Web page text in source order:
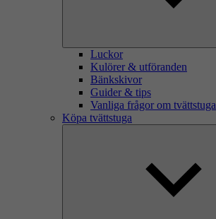
Luckor
Kulörer & utföranden
Bänkskivor
Guider & tips
Vanliga frågor om tvättstuga
Köpa tvättstuga